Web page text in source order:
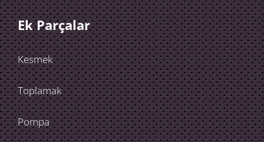
Ek Parçalar
Kesmek
Toplamak
Pompa